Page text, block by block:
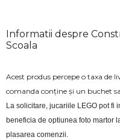
Informatii despre
Scoala
Acest produs percepe o taxa de
comanda conține și un buchet
La solicitare, jucariile LEGO pot fi
beneficia de optiunea foto martor
plasarea comenzii.